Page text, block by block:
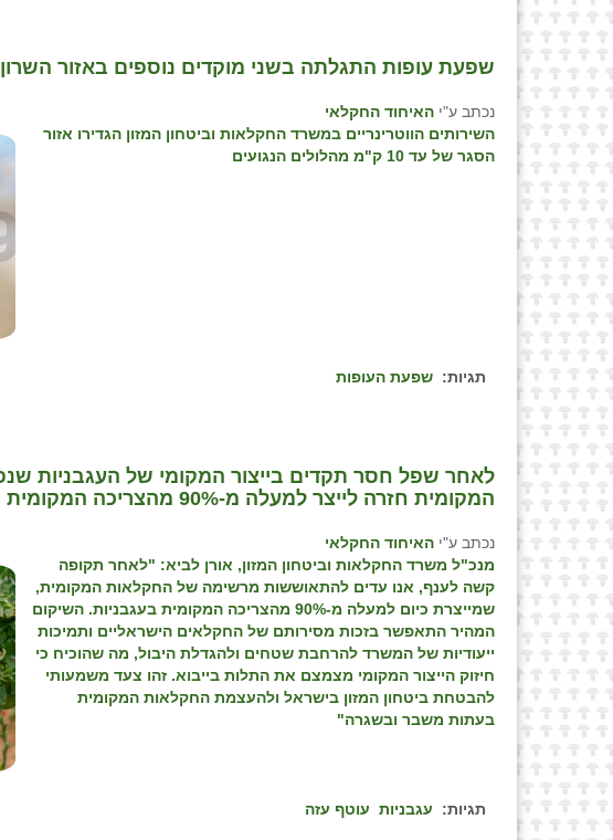
שפעת עופות התגלתה בשני מוקדים נוספים באזור השרון
נכתב ע"י האיחוד החקלאי
השירותים הווטרינריים במשרד החקלאות וביטחון המזון הגדירו אזור
הסגר של עד 10 ק"מ מהלולים הנגועים
תגיות: שפעת העופות
המקומית חזרה לייצר למעלה מ-90% מהצריכה המקומית של עגבניות
נכתב ע"י האיחוד החקלאי
מנכ"ל משרד החקלאות וביטחון המזון, אורן לביא: "לאחר תקופה
קשה לענף, אנו עדים להתאוששות מרשימה של החקלאות המקומית,
שמייצרת כיום למעלה מ-90% מהצריכה המקומית בעגבניות. השיקום
המהיר התאפשר בזכות מסירותם של החקלאים הישראליים ותמיכות
ייעודיות של המשרד להרחבת שטחים ולהגדלת היבול, מה שהוכיח כי
חיזוק הייצור המקומי מצמצם את התלות בייבוא. זהו צעד משמעותי
להבטחת ביטחון המזון בישראל ולהעצמת החקלאות המקומית
בעתות משבר ובשגרה"
תגיות: עגבניות עוטף עזה